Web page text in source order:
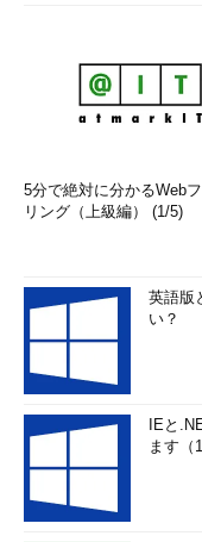
5分で絶対に分かるWeb
リング（上級編） (1/5)
英語版
い？
IEと
ます（